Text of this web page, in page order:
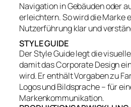
Navigation in Gebäuden oder
erleichtern. So wird die Marke
Nutzerführung klar und
STYLE GUIDE
Der Style Guide legt die
damit das Corporate Design
wird. Er enthält Vorgaben zu
Logos und Bildsprache – für
Markenkommunikation.